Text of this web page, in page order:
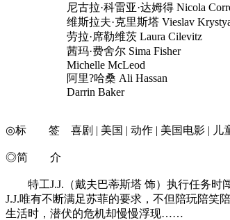
尼古拉·科雷亚·达姆得 Nicola
维斯拉夫·克里斯塔 Vieslav
劳拉·席勒维茨 Laura Cilevitz
茜玛·费舍尔 Sima Fisher
Michelle McLeod
阿里?哈桑 Ali Hassan
Darrin Baker
◎标 签 喜剧 | 美国 | 动作 | 美国电影 | 儿童
◎简 介
特工J.J.（戴夫巴蒂斯塔 饰）执行任务时
J.J.唯有不断满足苏菲的要求，不但陪玩陪笑
生活时，潜伏的危机却慢慢浮现……